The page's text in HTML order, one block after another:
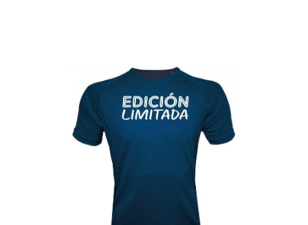
producto
tiene
múltiples
variantes.
Las